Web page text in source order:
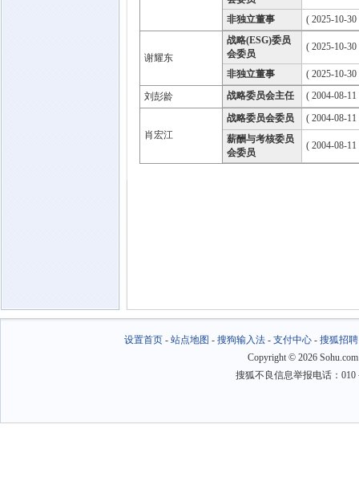
非独立董事 ( 2025-10-
谢耀东
战略(ESG)委员
会委员
( 2025-10-
非独立董事
( 2025-10-
刘彭龄
战略委员会主任 ( 2004-08-
肖宏江
战略委员会委员
( 2004-08-
薪酬与考核委员
会委员
( 2004-08-
设置首页- 站点地图 - 搜狗输入法- 支付中心- 搜狐招聘
Copyright © 2026
搜狐不良信息举报电话：010